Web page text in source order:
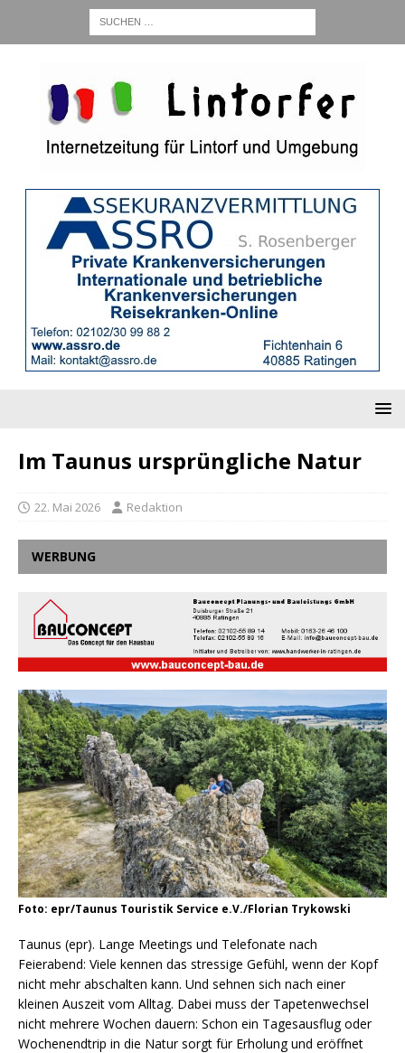
Im Taunus ursprüngliche Natur
22. Mai 2026 Redaktion
WERBUNG
Foto: epr/Taunus Touristik Service e.V./Florian Trykowski
Taunus (epr). Lange Meetings und Telefonate nach
Feierabend: Viele kennen das stressige Gefühl, wenn der Kopf
nicht mehr abschalten kann. Und sehnen sich nach einer
kleinen Auszeit vom Alltag. Dabei muss der Tapetenwechsel
nicht mehrere Wochen dauern: Schon ein Tagesausflug oder
Wochenendtrip in die Natur sorgt für Erholung und eröffnet